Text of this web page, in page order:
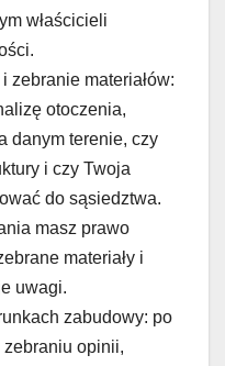
właścicieli
zebranie materiałów:
otoczenia,
danym terenie, czy
i czy Twoja
do sąsiedztwa.
masz prawo
materiały i
uwagi.
zabudowy: po
opinii,